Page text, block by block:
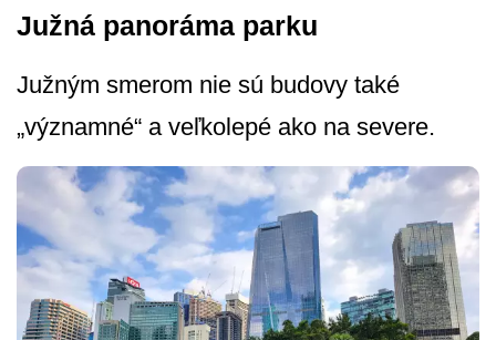
Južná panoráma parku
Južným smerom nie sú budovy také
„významné“ a veľkolepé ako na severe.